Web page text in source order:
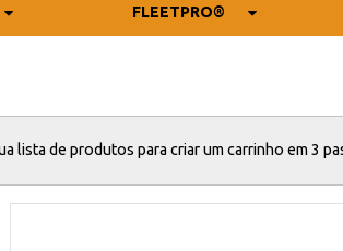
FLEETPRO®
lista de produtos para criar um carrinho em 3